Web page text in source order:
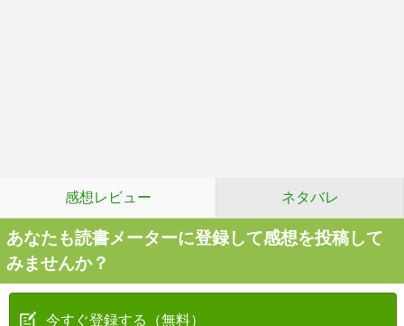
感想レビュー ネタバレ
あなたも読書メーターに登録して感想を投稿して
みませんか？
今すぐ登録する（無料）